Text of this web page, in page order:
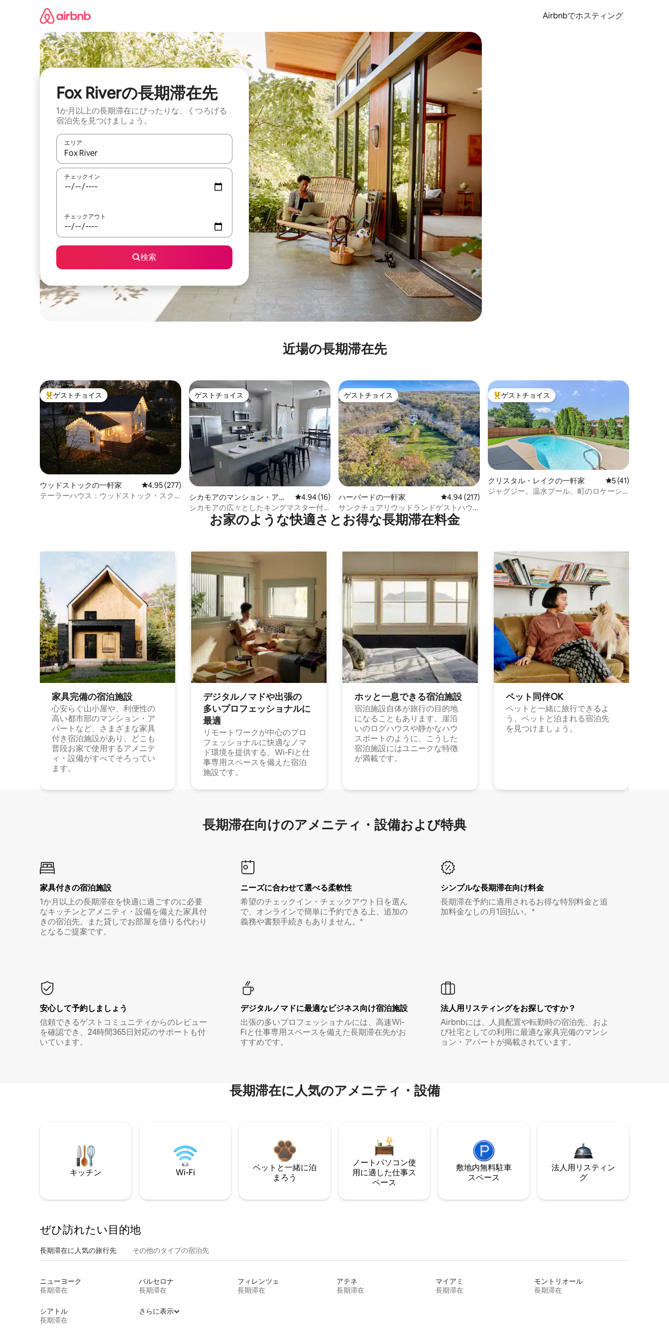
Airbnbでホスティング
Fox Riverの長期滞在先
1か月以上の長期滞在にぴったりな、くつろげる
宿泊先を見つけましょう。
エリア
検索結果が表示されたら、上下の矢印キーを使って移動するか、画面をタッチまたはスワイプして検索結果を確認することができます。
チェックイン
チェックアウト
検索
近場の長期滞在先
大好評のゲストチョイスです。
ゲストチョイス
ウッドストックの一軒家 レビュー277件、5つ星中4.95つ星の平均評価
4.95 (277)
テーラーハウス：ウッドストック・スク
ゲストチョイス
ゲストチョイス
シカモアのマンション・アパ
ート
レビュー16件、5つ星中4.94つ星の平均評価
4.94 (16)
シカモアの広々としたキングマスター付
きベッド3台とバスルーム2台
ゲストチョイス
ゲストチョイス
ハーバードの一軒家 レビュー217件、5つ星中4.94つ星の平均評価
4.94 (217)
サンクチュアリウッドランドゲストハウ
ス！
大好評のゲストチョイスです。
ゲストチョイス
クリスタル・レイクの一軒家 レビュー41件、5
5 (41)
ジャグジー。温水プール。町のロケーシ
お家のような快⁠適⁠さ⁠とお⁠得⁠な長⁠期⁠滞⁠在料⁠金
家具完備の宿⁠泊⁠施⁠設
心安らぐ山小屋や、利便性の
高い都市部のマンション・ア
パートなど、さまざまな家具
付き宿泊施設があり、どこも
普段お家で使用するアメニテ
ィ・設備がすべてそろってい
ます。
デジタルノマドや出⁠張⁠の
多⁠いプ⁠ロ⁠フ⁠ェ⁠ッ⁠シ⁠ョ⁠ナ⁠ル⁠に
最⁠適
リモートワークが中心のプロ
フェッショナルに快適なノマ
ド環境を提供する、Wi-Fiと仕
事専用スペースを備えた宿泊
施設です。
ホッと一⁠息⁠で⁠き⁠る宿⁠泊施⁠設
宿泊施設自体が旅行の目的地
になることもあります。崖沿
いのログハウスや静かなハウ
スボートのように、こうした
宿泊施設にはユニークな特徴
が満載です。
ペット同⁠伴OK
ペットと一緒に旅行できるよ
う、ペットと泊まれる宿泊先
を見つけましょう。
長期滞在向け⁠のア⁠メ⁠ニ⁠テ⁠ィ⁠・設⁠備⁠および特⁠典
家具付き⁠の宿⁠泊⁠施⁠設
1か月以上の長期滞在を快適に過ごすのに必要
なキッチンとアメニティ・設備を備えた家具付
きの宿泊先。また貸しでお部屋を借りる代わり
となるご提案です。
ニーズに合わせて選べる柔軟性
希望のチェックイン・チェックアウト日を選ん
で、オンラインで簡単に予約できる上、追加の
義務や書類手続きもありません。*
シンプルな長期滞在向け料金
長期滞在予約に適用されるお得な特別料金と追
加料金なしの月1回払い。*
安心して予約しましょう
信頼できるゲストコミュニティからのレビュー
を確認でき、24時間365日対応のサポートも付
いています。
デジタルノマド⁠に最⁠適⁠なビ⁠ジ⁠ネ⁠ス⁠向⁠け宿⁠泊⁠施⁠設
出張の多いプロフェッショナルには、高速Wi-
Fiと仕事専用スペースを備えた長期滞在先がお
すすめです。
法人用リスティングをお探しですか？
Airbnbには、人員配置や転勤時の宿泊先、およ
び社宅としての利用に最適な家具完備のマンシ
ョン・アパートが掲載されています。
長期滞在に人気のアメニティ・設備
キッチン Wi-Fi
ペットと一緒に泊
まろう
ノートパソコン使
用に適した仕事ス
ペース
敷地内無料駐⁠車
ス⁠ペ⁠ー⁠ス
法人用リスティン
グ
ぜひ訪⁠れ⁠た⁠い目⁠的⁠地
長期滞在に人気の旅行先 その他のタ⁠イ⁠プ⁠の宿⁠泊⁠先
ニューヨーク
長期滞在
バルセロナ
長期滞在
フィレンツェ
長期滞在
アテネ
長期滞在
マイアミ
長期滞在
モントリオール
長期滞在
シアトル
長期滞在
さらに表示